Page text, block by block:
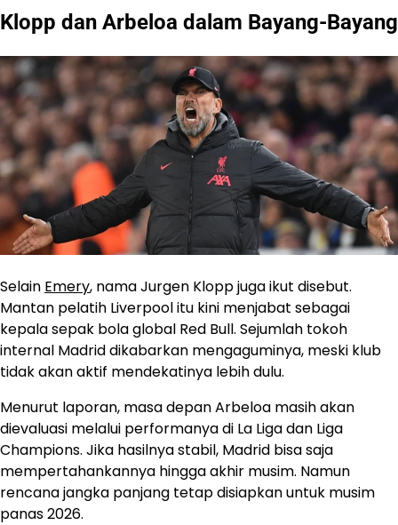
Klopp dan Arbeloa dalam Bayang-Bayang
Selain Emery, nama Jurgen Klopp juga ikut disebut.
Mantan pelatih Liverpool itu kini menjabat sebagai
kepala sepak bola global Red Bull. Sejumlah tokoh
internal Madrid dikabarkan mengaguminya, meski klub
tidak akan aktif mendekatinya lebih dulu.
Menurut laporan, masa depan Arbeloa masih akan
dievaluasi melalui performanya di La Liga dan Liga
Champions. Jika hasilnya stabil, Madrid bisa saja
mempertahankannya hingga akhir musim. Namun
rencana jangka panjang tetap disiapkan untuk musim
panas 2026.